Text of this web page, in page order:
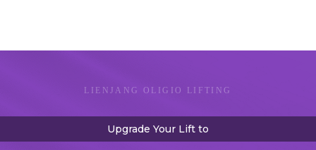
LIENJANG OLIGIO LIFTING
Upgrade Your Lift to